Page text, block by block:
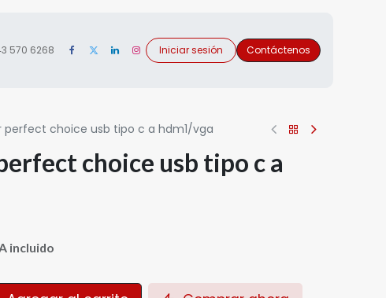
570 6268 Iniciar sesión Contáctenos
perfect choice usb tipo c a hdm1/vga
choice usb tipo c a
incluido